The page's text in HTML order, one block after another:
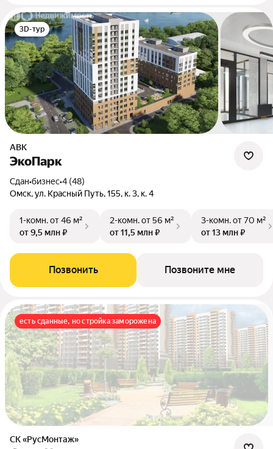
3D-тур
АВК
ЭкоПарк
Сдан•бизнес•4 (48)
Омск, ул. Красный Путь, 155, к. 3, к. 4
1-комн.от 46 м²
от 9,5 млн ₽
2-комн.от 56 м²
от 11,5 млн ₽
3-комн.от 70 м²
от 13 млн ₽
Позвонить Позвоните мне
есть сданные, но стройка заморожена
СК «РусМонтаж»